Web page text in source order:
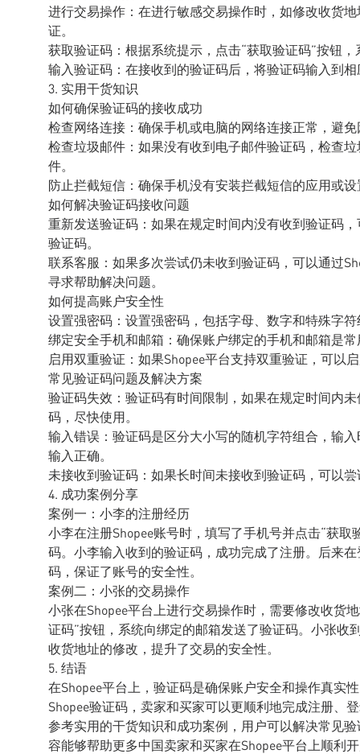
进行交易操作：在进行敏感交易操作时，如修改收货
证。
获取验证码：根据系统提示，点击“获取验证码”按钮
输入验证码：在接收到的验证码后，将验证码输入到
3. 实用干货知识
如何确保验证码的接收成功
检查网络连接：确保手机或电脑的网络连接正常，避
检查垃圾邮件：如果没有收到电子邮件验证码，检查
件。
防止拦截短信：确保手机没有安装拦截短信的应用或
如何解决验证码接收问题
重新发送验证码：如果在规定时间内没有收到验证码
验证码。
联系客服：如果多次尝试仍未收到验证码，可以通过
寻求帮助解决问题。
如何提高账户安全性
设置强密码：设置强密码，包括字母、数字和特殊字
绑定安全手机和邮箱：确保账户绑定的手机和邮箱是
启用双重验证：如果Shopee平台支持双重验证，可以
常见验证码问题及解决方案
验证码失效：验证码有时间限制，如果在规定时间内
码，尽快使用。
输入错误：验证码是区分大小写的随机字符组合，输
输入正确。
未接收到验证码：如果长时间未接收到验证码，可以
4. 成功案例分享
案例一：小李的注册经历
小李在注册Shopee账号时，填写了手机号并点击“获
码。小李输入收到的验证码，成功完成了注册。后来
码，保证了账号的安全性。
案例二：小张的交易操作
小张在Shopee平台上进行交易操作时，需要修改收货
证码”按钮，系统向绑定的邮箱发送了验证码。小张收
收货地址的修改，提升了交易的安全性。
5. 结语
在Shopee平台上，验证码是确保账户安全和操作真实
Shopee验证码，卖家和买家可以更顺利地完成注册、
参考实用的干货知识和成功案例，用户可以解决常见
容能够帮助更多中国卖家和买家在Shopee平台上顺利